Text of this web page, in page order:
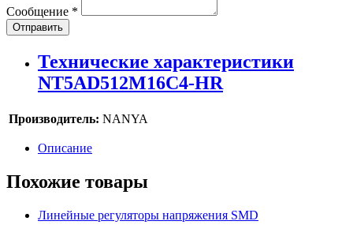
Сообщение *
Отправить
Технические характеристики
NT5AD512M16C4-HR
Производитель: NANYA
Описание
Похожие товары
Линейные регуляторы напряжения SMD